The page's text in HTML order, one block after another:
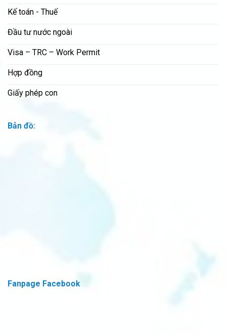
Kế toán - Thuế
Đầu tư nước ngoài
Visa – TRC – Work Permit
Hợp đồng
Giấy phép con
Bản đồ:
Fanpage Facebook